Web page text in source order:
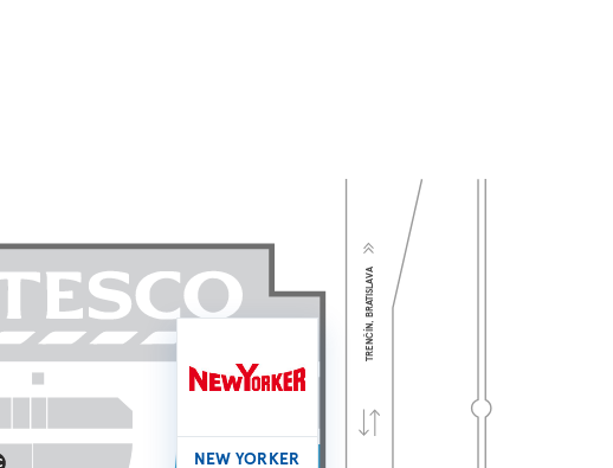
TRENČÍN, BRATISLAVA
NEW YORKER